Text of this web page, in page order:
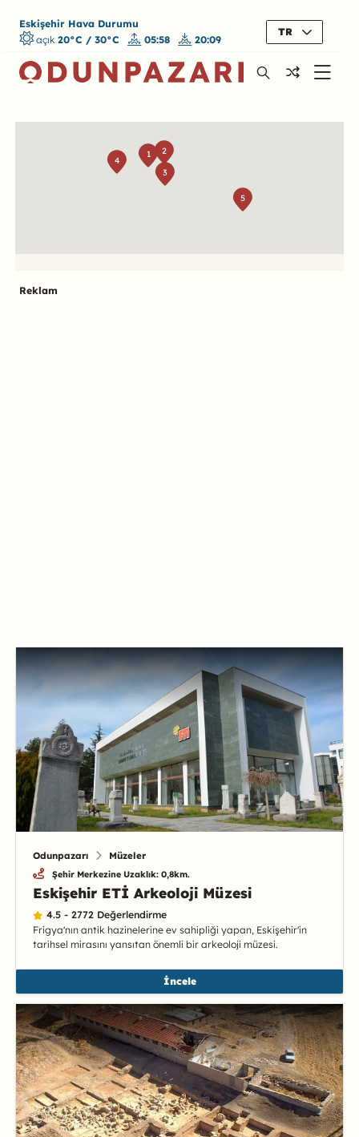
Eskişehir Hava Durumu
açık 20°C / 30°C 05:58 20:09
TR
1
2
3
4
5
Reklam
Odunpazarı Müzeler
Şehir Merkezine Uzaklık: 0,8km.
Eskişehir ETİ Arkeoloji Müzesi
4.5 - 2772 Değerlendirme
Frigya'nın antik hazinelerine ev sahipliği yapan, Eskişehir'in
tarihsel mirasını yansıtan önemli bir arkeoloji müzesi.
İncele